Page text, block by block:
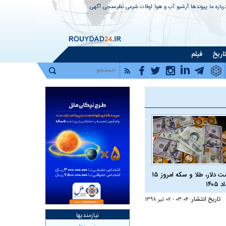
ما پیوندها آرشیو آب و هوا اوقات شرعی نظرسنجی آگهی
تاریخ فیلم
قیمت دلار، طلا و سکه امروز ۱۵
تاریخ انتشار: ۰۳:۰۴ - ۰۷ تير ۱۳۹۸
نیازمندیها